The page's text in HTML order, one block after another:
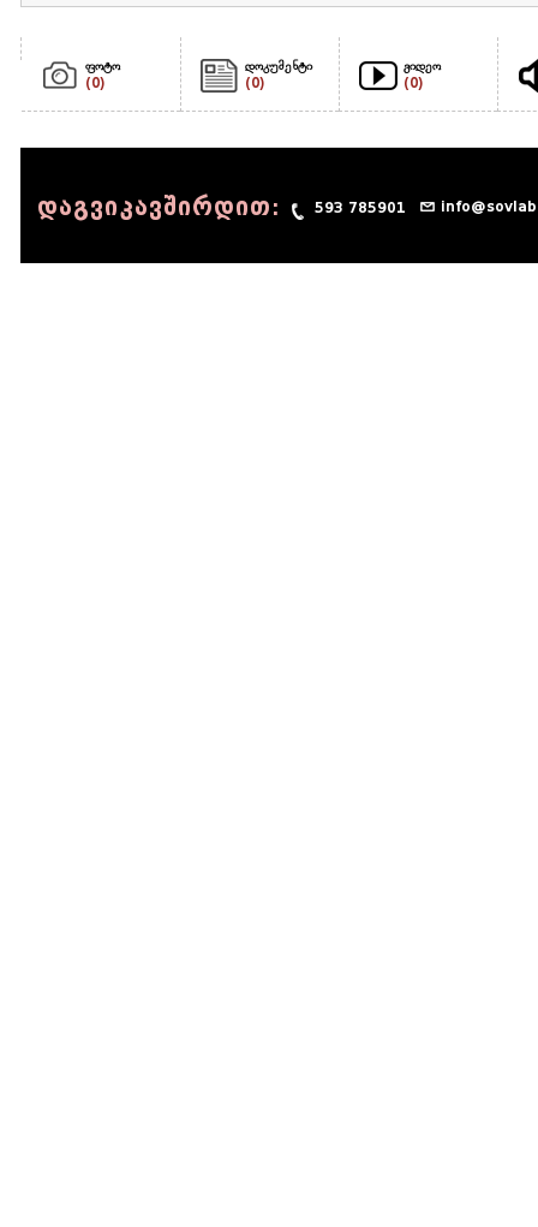
ფოტო
(0)
დოკუმენტი
(0)
ვიდეო
(0)
დაგვიკავშირდით: 593 785901